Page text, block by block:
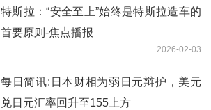
特斯拉：“安全至上”始终是特斯拉造车的
首要原则-焦点播报
2026-02-03
每日简讯:日本财相为弱日元辩护，美元
兑日元汇率回升至155上方